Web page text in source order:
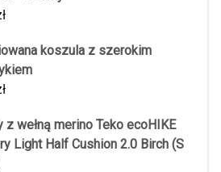
koszula z szerokim
z wełną merino Teko ecoHIKE
Light Half Cushion 2.0 Birch (S